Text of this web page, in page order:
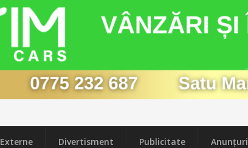
Externe Divertisment Publicitate Anunțuri